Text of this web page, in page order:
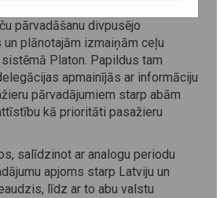
likumdošanā saistībā ar trešo
pārvadāšanu divpusējo
plānotajām izmaiņām ceļu
Platon. Papildus tam
apmainījās ar informāciju
pārvadājumiem starp abām
kā prioritāti pasažieru
salīdzinot ar analogu periodu
apjoms starp Latviju un
līdz ar to abu valstu